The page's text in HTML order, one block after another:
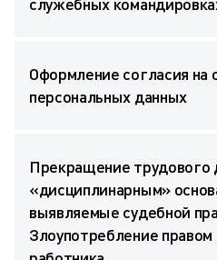
Оформление согласия на
персональных данных
Прекращение трудового
«дисциплинарным»
выявляемые судебной
Злоупотребление